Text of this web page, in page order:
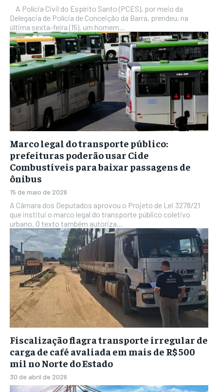
Delegacia de Polícia de Conceição da Barra, prendeu, na
última sexta-feira (15), um homem...
Marco legal do transporte público:
prefeituras poderão usar Cide
Combustíveis para baixar passagens de
ônibus
15 de maio de 2026
A Câmara dos Deputados aprovou o Projeto de Lei 3278/21
que institui o marco legal do transporte público coletivo
urbano. O texto também autoriza...
Fiscalização flagra transporte irregular de
carga de café avaliada em mais de R$ 500
mil no Norte do Estado
30 de abril de 2026